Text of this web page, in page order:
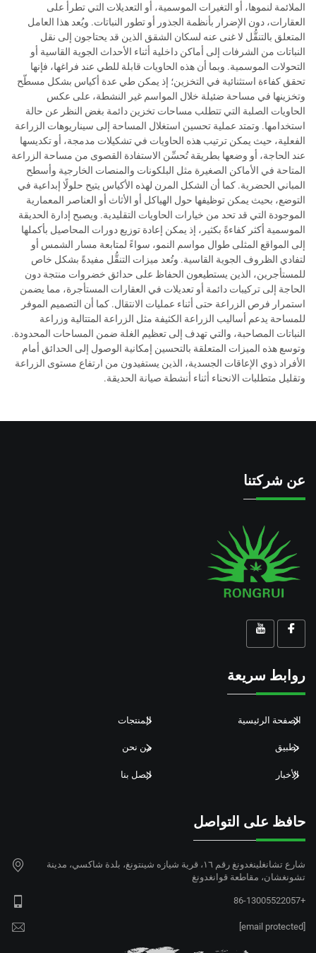
الملائمة لنموها، أو التغيرات الموسمية، أو التعديلات التي تطرأ على
العقارات، دون الإضرار بأنظمة الجذور أو تطور النباتات. ويُعد هذا العامل
المتعلق بالتنقُّل لا غنى عنه لسكان الشقق الذين قد يحتاجون إلى نقل
النباتات من الشرفات إلى أماكن داخلية أثناء الأحداث الجوية القاسية أو
التحولات الموسمية. وبما أن هذه الحاويات قابلة للطي عند فراغها، فإنها
تحقق كفاءة استثنائية في التخزين؛ إذ يمكن طي عدة أكياس بشكل مسطّح
وتخزينها في مساحة ضئيلة خلال المواسم غير النشطة، على عكس
الحاويات الصلبة التي تتطلب مساحات تخزين دائمة بغض النظر عن حالة
استخدامها. وتمتد عملية تحسين استغلال المساحة إلى سيناريوهات الزراعة
الفعلية، حيث يمكن ترتيب هذه الحاويات في تشكيلات مدمجة، أو تكديسها
عند الحاجة، أو وضعها بطريقة تُحسِّن الاستفادة القصوى من مساحة الزراعة
المتاحة في الأماكن الصغيرة مثل البلكونات والمنصات الخارجية وأسطح
المباني الحضرية. كما أن الشكل المرن لهذه الأكياس يتيح حلولًا إبداعية في
التوضع، بحيث يمكن توظيفها حول الهياكل أو الأثاث أو العناصر المعمارية
الموجودة التي قد تحد من خيارات الحاويات التقليدية. ويصبح إدارة الحديقة
الموسمية أكثر كفاءةً بكثير، إذ يمكن إعادة توزيع دورات المحاصيل بأكملها
إلى المواقع المثلى طوال مواسم النمو، سواءً لمتابعة مسار الشمس أو
لتفادي الظروف الجوية القاسية. وتُعد ميزات التنقُّل مفيدةً بشكل خاص
للمستأجرين، الذين يستطيعون الحفاظ على حدائق خضروات منتجة دون
الحاجة إلى تركيبات دائمة أو تعديلات في العقارات المستأجرة، مما يضمن
استمرار فرص الزراعة حتى أثناء عمليات الانتقال. كما أن التصميم الموفر
للمساحة يدعم أساليب الزراعة الكثيفة مثل الزراعة المتتالية وزراعة
النباتات المصاحبة، والتي تهدف إلى تعظيم الغلة ضمن المساحات المحدودة.
وتوسع هذه الميزات المتعلقة بالتحسين إمكانية الوصول إلى الحدائق أمام
الأفراد ذوي الإعاقات الجسدية، الذين يستفيدون من ارتفاع مستوى الزراعة
وتقليل متطلبات الانحناء أثناء أنشطة صيانة الحديقة.
عن شركتنا
روابط سريعة
الصفحة الرئيسية المنتجات
تطبيق من نحن
الأخبار اتصل بنا
حافظ على التواصل
شارع تشانغلينغدونغ رقم ١٦، قرية شيازه شينتونغ، بلدة شاكسي، مدينة
تشونغشان، مقاطعة قوانغدونغ
+86-13005522057